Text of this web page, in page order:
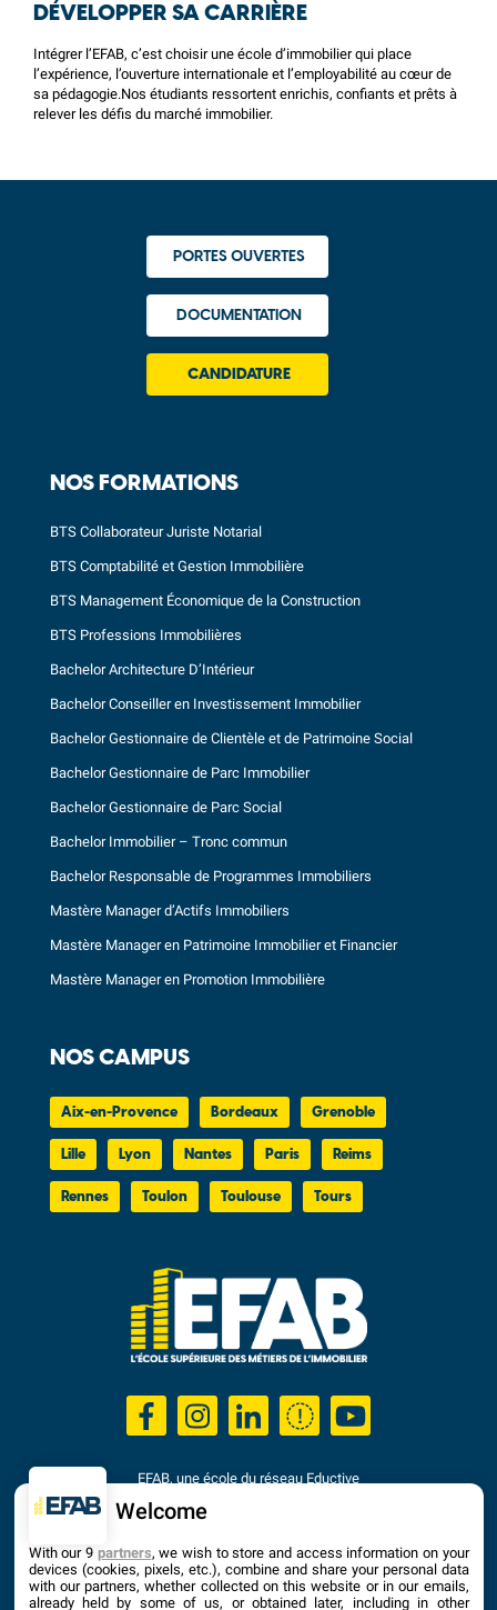
DÉVELOPPER SA CARRIÈRE
Intégrer l’EFAB, c’est choisir une école d’immobilier qui place
l’expérience, l’ouverture internationale et l’employabilité au cœur de
sa pédagogie.Nos étudiants ressortent enrichis, confiants et prêts à
relever les défis du marché immobilier.
PORTES OUVERTES
DOCUMENTATION
CANDIDATURE
NOS FORMATIONS
BTS Collaborateur Juriste Notarial
BTS Comptabilité et Gestion Immobilière
BTS Management Économique de la Construction
BTS Professions Immobilières
Bachelor Architecture D’Intérieur
Bachelor Conseiller en Investissement Immobilier
Bachelor Gestionnaire de Clientèle et de Patrimoine Social
Bachelor Gestionnaire de Parc Immobilier
Bachelor Gestionnaire de Parc Social
Bachelor Immobilier – Tronc commun
Bachelor Responsable de Programmes Immobiliers
Mastère Manager d’Actifs Immobiliers
Mastère Manager en Patrimoine Immobilier et Financier
Mastère Manager en Promotion Immobilière
NOS CAMPUS
Aix-en-Provence Bordeaux Grenoble
Lille Lyon Nantes Paris Reims
Rennes Toulon Toulouse Tours
EFAB, une école du réseau Eductive
Établissement d'Enseignement Supérieur Privé Technique
Dernière mise à jour : Septembre 2025
Welcome
With our 9 partners, we wish to store and access information on your
devices (cookies, pixels, etc.), combine and share your personal data
with our partners, whether collected on this website or in our emails,
already held by some of us, or obtained later, including in other